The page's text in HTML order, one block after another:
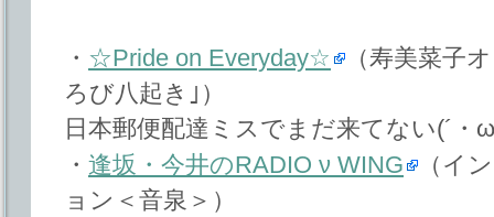
・ ☆Pride on Everyday☆
（寿美菜子
ろび八起き｣）
日本郵便配達ミスでまだ来てない(´・
・ 逢坂・今井のRADIO ν WING
（イ
ョン＜音泉＞）